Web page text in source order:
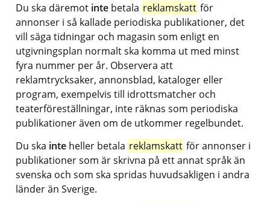
Du ska däremot inte betala reklamskatt för
annonser i så kallade periodiska publikationer, det
vill säga tidningar och magasin som enligt en
utgivningsplan normalt ska komma ut med minst
fyra nummer per år. Observera att
reklamtrycksaker, annonsblad, kataloger eller
program, exempelvis till idrottsmatcher och
teaterföreställningar, inte räknas som periodiska
publikationer även om de utkommer regelbundet.
Du ska inte heller betala reklamskatt för annonser i
publikationer som är skrivna på ett annat språk än
svenska och som ska spridas huvudsakligen i andra
länder än Sverige.